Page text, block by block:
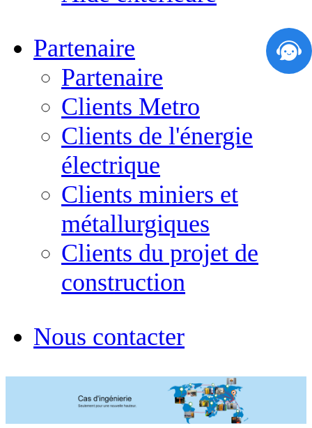
Partenaire
Partenaire
Clients Metro
Clients de l'énergie
électrique
Clients miniers et
métallurgiques
Clients du projet de
construction
Nous contacter